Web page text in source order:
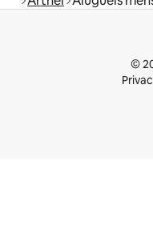
©